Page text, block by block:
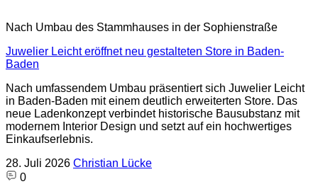
Nach Umbau des Stammhauses in der Sophienstraße
Juwelier Leicht eröffnet neu gestalteten Store in Baden-
Baden
Nach umfassendem Umbau präsentiert sich Juwelier Leicht
in Baden-Baden mit einem deutlich erweiterten Store. Das
neue Ladenkonzept verbindet historische Bausubstanz mit
modernem Interior Design und setzt auf ein hochwertiges
Einkaufserlebnis.
28. Juli 2026 Christian Lücke
0